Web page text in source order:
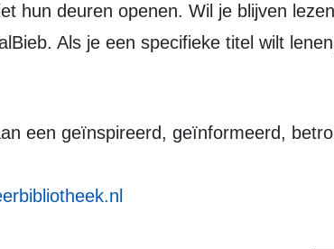
hun deuren openen. Wil je blijven
Als je een specifieke titel wilt
een geïnspireerd, geïnformeerd,